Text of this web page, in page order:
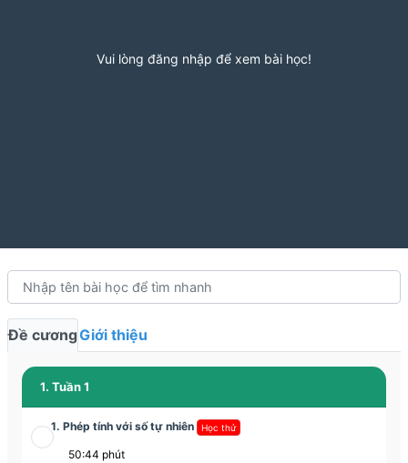
Vui lòng đăng nhập để xem bài học!
Đề cươngGiới thiệu
1. Tuần 1
1. Phép tính với số tự nhiên Học thử
50:44 phút